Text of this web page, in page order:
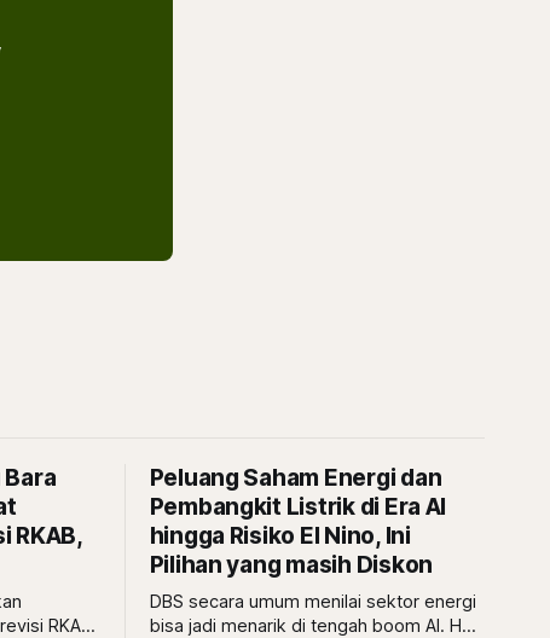
Bara
RKAB,
RKAB,
Peluang Saham Energi dan
Pembangkit Listrik di Era AI
hingga Risiko El Nino, Ini
Pilihan yang masih Diskon
DBS secara umum menilai sektor energi
bisa jadi menarik di tengah boom AI. Hal